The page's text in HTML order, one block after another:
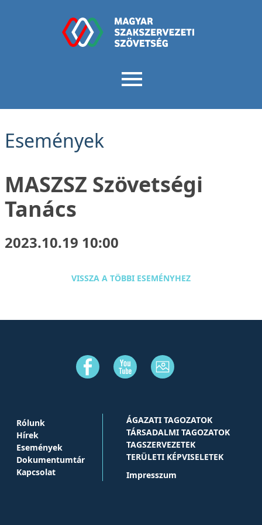
Események
MASZSZ Szövetségi
Tanács
2023.10.19 10:00
VISSZA A TÖBBI ESEMÉNYHEZ
Rólunk
Hírek
Események
Dokumentumtár
Kapcsolat
ÁGAZATI TAGOZATOK
TÁRSADALMI TAGOZATOK
TAGSZERVEZETEK
TERÜLETI KÉPVISELETEK
Impresszum